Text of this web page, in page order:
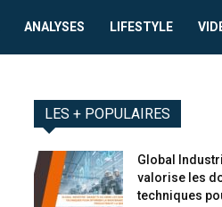
ANALYSES LIFESTYLE
LES + POPULAIRES
Global
valorise les
techniques